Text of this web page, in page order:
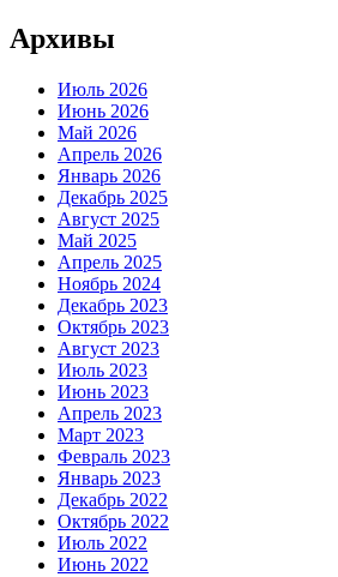
Архивы
Июль 2026
Июнь 2026
Май 2026
Апрель 2026
Январь 2026
Декабрь 2025
Август 2025
Май 2025
Апрель 2025
Ноябрь 2024
Декабрь 2023
Октябрь 2023
Август 2023
Июль 2023
Июнь 2023
Апрель 2023
Март 2023
Февраль 2023
Январь 2023
Декабрь 2022
Октябрь 2022
Июль 2022
Июнь 2022